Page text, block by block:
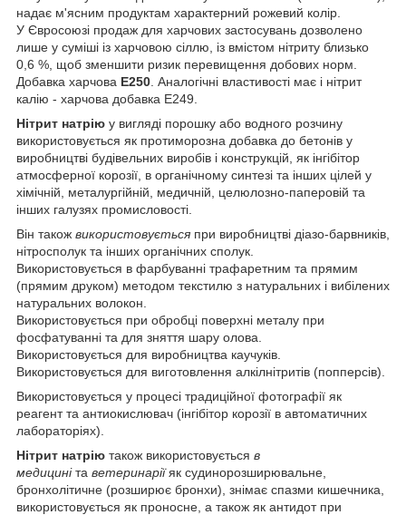
надає м'ясним продуктам характерний рожевий колір.
У Євросоюзі продаж для харчових застосувань дозволено
лише у суміші із харчовою сіллю, із вмістом нітриту близько
0,6 %, щоб зменшити ризик перевищення добових норм.
Добавка харчова E250 . Аналогічні властивості має і нітрит
калію - харчова добавка E249.
Нітрит натрію у вигляді порошку або водного розчину
використовується як протиморозна добавка до бетонів у
виробництві будівельних виробів і конструкцій, як інгібітор
атмосферної корозії, в органічному синтезі та інших цілей у
хімічній, металургійній, медичній, целюлозно-паперовій та
інших галузях промисловості.
Він також використовується при виробництві діазо-барвників,
нітросполук та інших органічних сполук.
Використовується в фарбуванні трафаретним та прямим
(прямим друком) методом текстилю з натуральних і вибілених
натуральних волокон.
Використовується при обробці поверхні металу при
фосфатуванні та для зняття шару олова.
Використовується для виробництва каучуків.
Використовується для виготовлення алкілнітритів (попперсів).
Використовується у процесі традиційної фотографії як
реагент та антиокислювач (інгібітор корозії в автоматичних
лабораторіях).
Нітрит натрію також використовується в
медициніта ветеринаріїяк судинорозширювальне,
бронхолітичне (розширює бронхи), знімає спазми кишечника,
використовується як проносне, а також як антидот при